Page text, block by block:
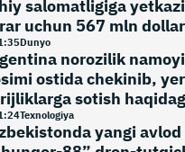
salomatligiga
uchun 567 mln dollar
majbur qildi
:35Dunyo
norozilik
ostida chekinib,
sotish
bekor qildi
:24Texnologiya
yangi avlod